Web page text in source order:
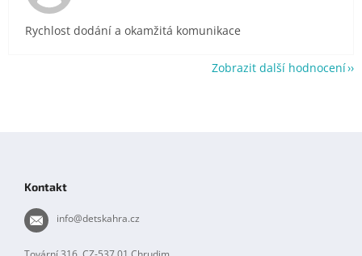
Rychlost dodání a okamžitá komunikace
Zobrazit další hodnocení
Kontakt
info@detskahra.cz